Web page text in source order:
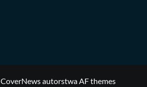
CoverNewsautorstwa AF themes